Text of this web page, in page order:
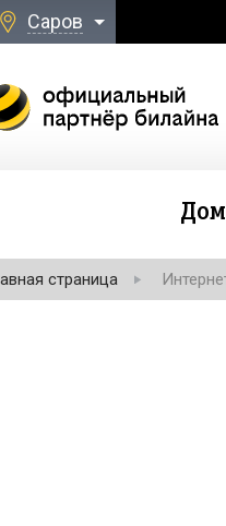
Саров
страница